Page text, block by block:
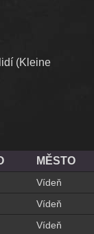
(Kleine
MĚSTO
Vídeň
Vídeň
Vídeň